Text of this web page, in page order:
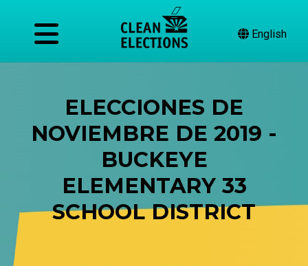
English
ELECCIONES DE
NOVIEMBRE DE 2019 -
BUCKEYE
ELEMENTARY 33
SCHOOL DISTRICT